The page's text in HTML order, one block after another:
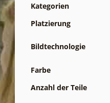
Kategorien
Platzierung
Bildtechnologie
Farbe
Anzahl der Teile